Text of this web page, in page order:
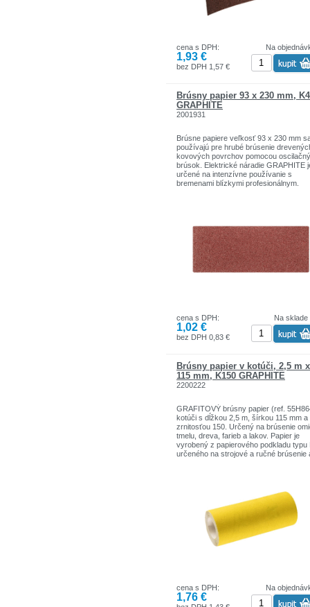
Na
cena s DPH:
1,93 €
bez DPH 1,57 €
Brúsny papier 93 x 230 mm,
GRAPHITE
2001931
Brúsne papiere veľkosť 93 x 230 mm
používajú pre hrubé brúsenie
kovových povrchov pomocou
brúsok. Elektrické náradie GRAPHITE
určené na intenzívne používanie s
bremenami blízkymi profesionálnym.
Na sklade
cena s DPH:
1,02 €
bez DPH 0,83 €
Brúsny papier v kotúči, 2,5 m x
115 mm, K150 GRAPHITE
2200222
GRAFITOVÝ brúsny papier (ref.
kotúči s dĺžkou 2,5 m, šírkou 115 mm a
zrnitosťou 150. Určený na brúsenie
tmelu, dreva, farieb a lakov. Papier je
vyrobený z papierového podkladu typu
určeného na strojové a ručné brúsenie
povrch zrna s abrazívnym prachom.
Výrobok je určený na prácu s
brúskami a omietkovými stierkami.
GRAPHITE ponúka široký sortiment
elektrického náradia, ktoré spĺňa
požiadavky profesionálov.
Na
cena s DPH:
1,76 €